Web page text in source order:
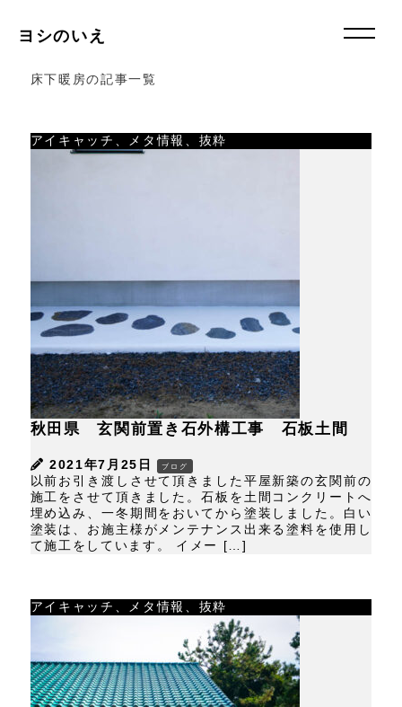
ヨシのいえ
床下暖房の記事一覧
アイキャッチ、メタ情報、抜粋
秋田県 玄関前置き石外構工事 石板土間
2021年7月25日 ブログ
以前お引き渡しさせて頂きました平屋新築の玄関前の
施工をさせて頂きました。石板を土間コンクリートへ
埋め込み、一冬期間をおいてから塗装しました。白い
塗装は、お施主様がメンテナンス出来る塗料を使用し
て施工をしています。 イメー […]
アイキャッチ、メタ情報、抜粋